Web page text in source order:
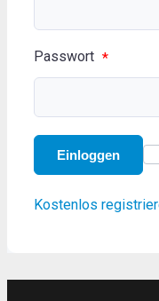
Passwort *
Einloggen
Kostenlos